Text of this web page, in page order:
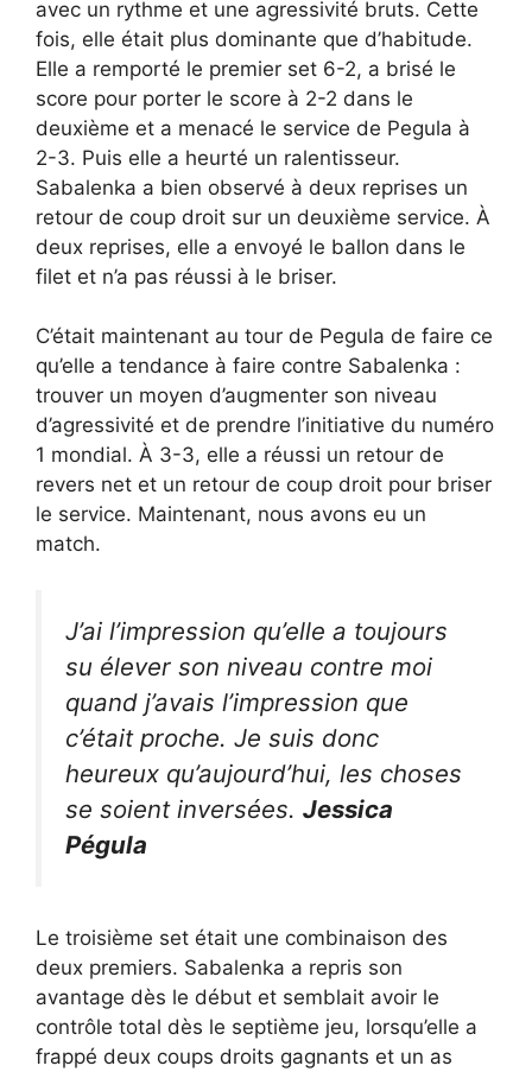
avec un rythme et une agressivité bruts. Cette
fois, elle était plus dominante que d’habitude.
Elle a remporté le premier set 6-2, a brisé le
score pour porter le score à 2-2 dans le
deuxième et a menacé le service de Pegula à
2-3. Puis elle a heurté un ralentisseur.
Sabalenka a bien observé à deux reprises un
retour de coup droit sur un deuxième service. À
deux reprises, elle a envoyé le ballon dans le
filet et n’a pas réussi à le briser.
C’était maintenant au tour de Pegula de faire ce
qu’elle a tendance à faire contre Sabalenka :
trouver un moyen d’augmenter son niveau
d’agressivité et de prendre l’initiative du numéro
1 mondial. À 3-3, elle a réussi un retour de
revers net et un retour de coup droit pour briser
le service. Maintenant, nous avons eu un
match.
J’ai l’impression qu’elle a toujours
su élever son niveau contre moi
quand j’avais l’impression que
c’était proche. Je suis donc
heureux qu’aujourd’hui, les choses
se soient inversées. Jessica
Pégula
Le troisième set était une combinaison des
deux premiers. Sabalenka a repris son
avantage dès le début et semblait avoir le
contrôle total dès le septième jeu, lorsqu’elle a
frappé deux coups droits gagnants et un as